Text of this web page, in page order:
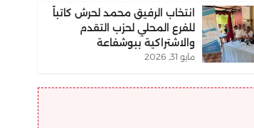
انتخاب الرفيق محمد لحرش كاتباً
للفرع المحلي لحزب التقدم
والاشتراكية ببوشفاعة
مايو 31, 2026